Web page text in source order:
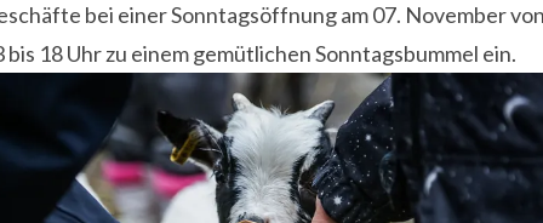
bei einer Sonntagsöffnung am 07. November
bis 18 Uhr zu einem gemütlichen Sonntagsbummel ein.